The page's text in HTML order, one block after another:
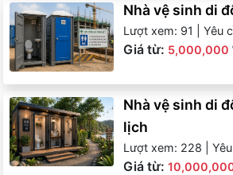
Nhà vệ sinh di
Lượt xem: 91 | Yêu
Giá từ: 5,000,000
Nhà vệ sinh di
lịch
Lượt xem: 228 | Yêu
Giá từ: